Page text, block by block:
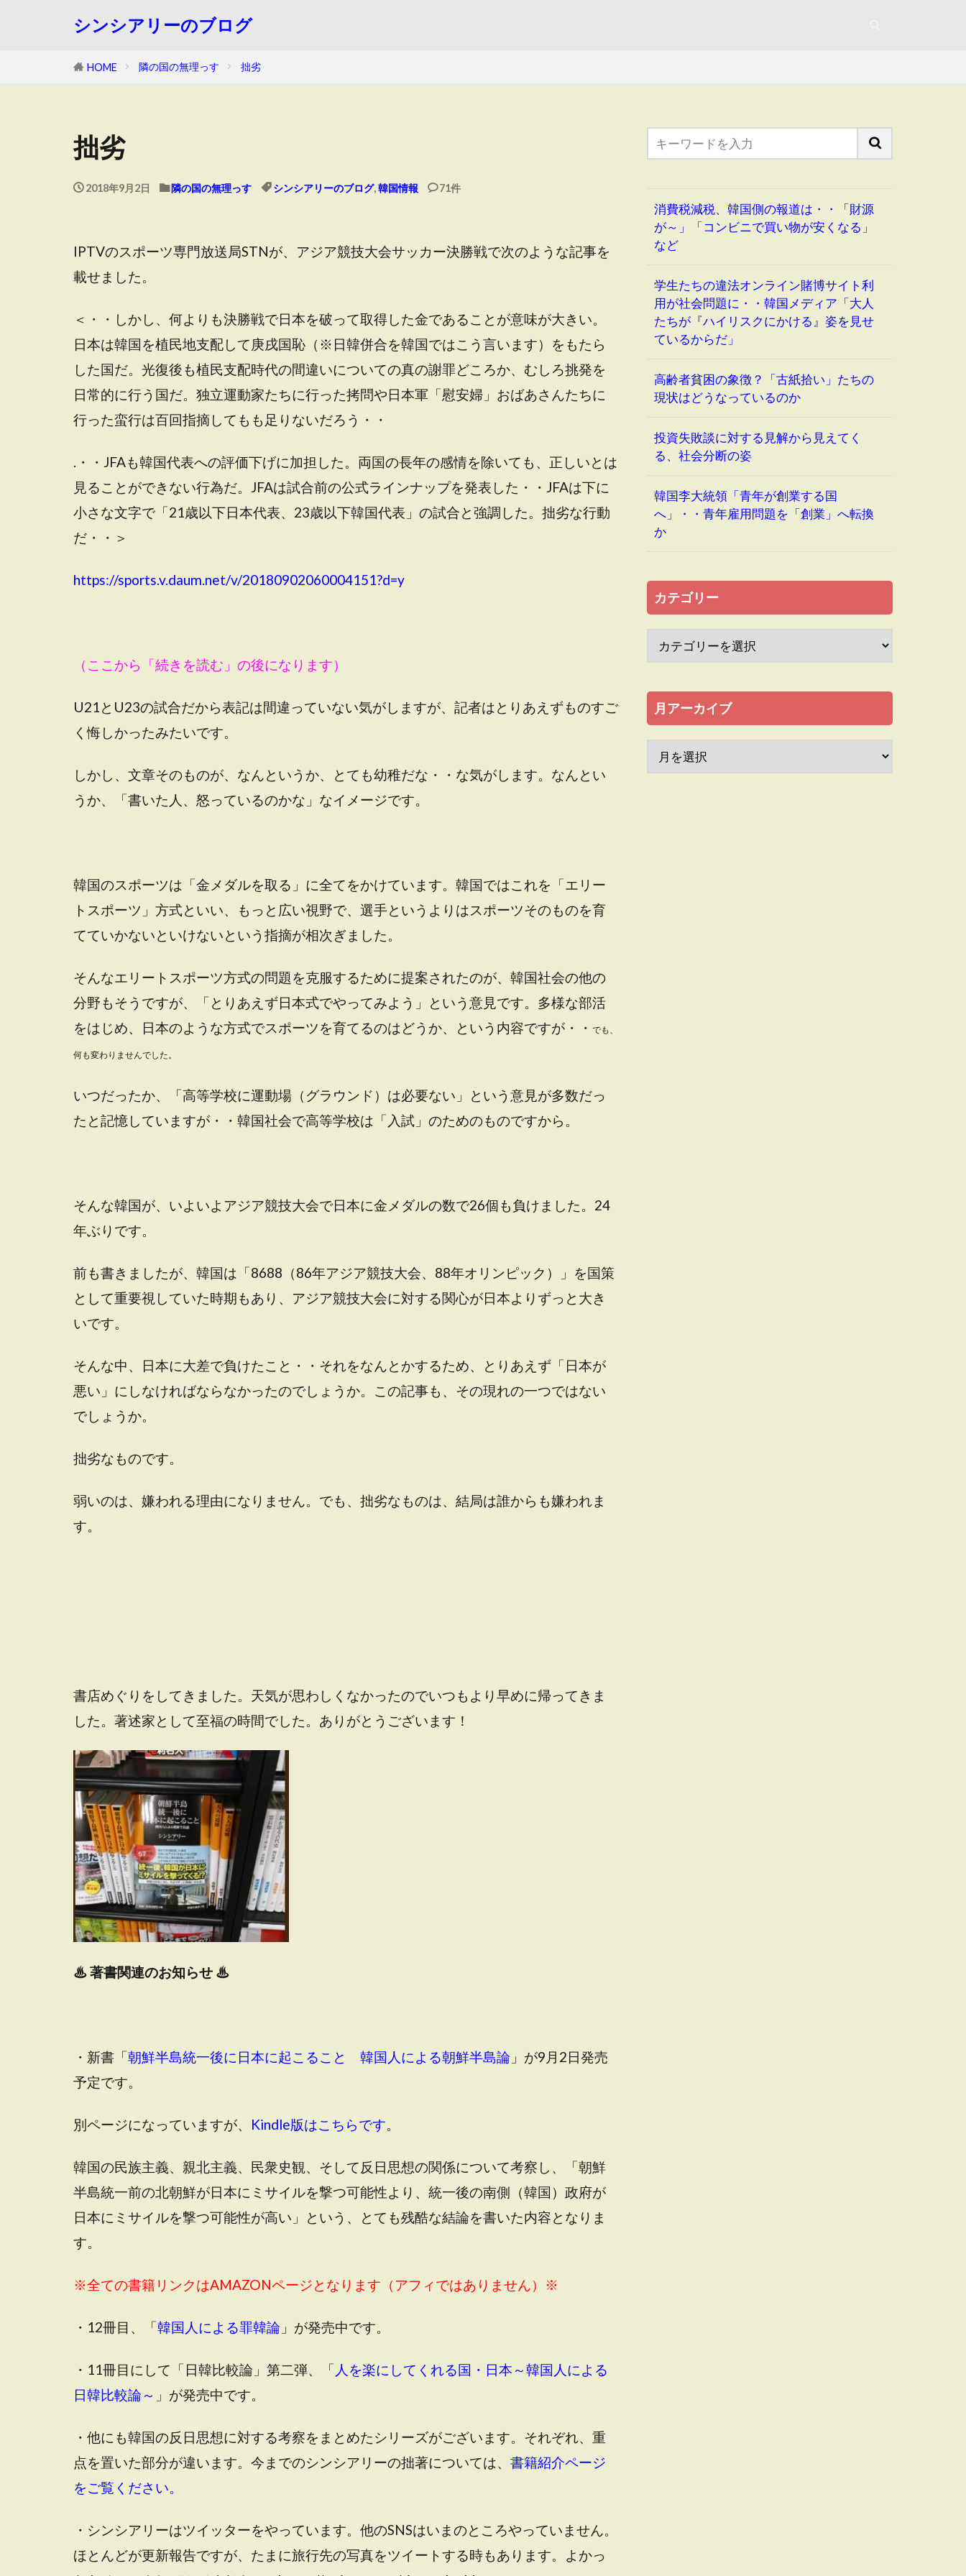
シンシアリーのブログ
HOME 隣の国の無理っす 拙劣
拙劣
2018年9月2日 隣の国の無理っす シンシアリーのブログ,韓国情報 71件
IPTVのスポーツ専門放送局STNが、アジア競技大会サッカー決勝戦で次のような記事を
載せました。
＜・・しかし、何よりも決勝戦で日本を破って取得した金であることが意味が大きい。
日本は韓国を植民地支配して庚戌国恥（※日韓併合を韓国ではこう言います）をもたら
した国だ。光復後も植民支配時代の間違いについての真の謝罪どころか、むしろ挑発を
日常的に行う国だ。独立運動家たちに行った拷問や日本軍「慰安婦」おばあさんたちに
行った蛮行は百回指摘してもも足りないだろう・・
.・・JFAも韓国代表への評価下げに加担した。両国の長年の感情を除いても、正しいとは
見ることができない行為だ。JFAは試合前の公式ラインナップを発表した・・JFAは下に
小さな文字で「21歳以下日本代表、23歳以下韓国代表」の試合と強調した。拙劣な行動
だ・・＞
https://sports.v.daum.net/v/20180902060004151?d=y
（ここから「続きを読む」の後になります）
U21とU23の試合だから表記は間違っていない気がしますが、記者はとりあえずものすご
く悔しかったみたいです。
しかし、文章そのものが、なんというか、とても幼稚だな・・な気がします。なんとい
うか、「書いた人、怒っているのかな」なイメージです。
韓国のスポーツは「金メダルを取る」に全てをかけています。韓国ではこれを「エリー
トスポーツ」方式といい、もっと広い視野で、選手というよりはスポーツそのものを育
てていかないといけないという指摘が相次ぎました。
そんなエリートスポーツ方式の問題を克服するために提案されたのが、韓国社会の他の
分野もそうですが、「とりあえず日本式でやってみよう」という意見です。多様な部活
をはじめ、日本のような方式でスポーツを育てるのはどうか、という内容ですが・・ でも、
何も変わりませんでした。
いつだったか、「高等学校に運動場（グラウンド）は必要ない」という意見が多数だっ
たと記憶していますが・・韓国社会で高等学校は「入試」のためのものですから。
そんな韓国が、いよいよアジア競技大会で日本に金メダルの数で26個も負けました。24
年ぶりです。
前も書きましたが、韓国は「8688（86年アジア競技大会、88年オリンピック）」を国策
として重要視していた時期もあり、アジア競技大会に対する関心が日本よりずっと大き
いです。
そんな中、日本に大差で負けたこと・・それをなんとかするため、とりあえず「日本が
悪い」にしなければならなかったのでしょうか。この記事も、その現れの一つではない
でしょうか。
拙劣なものです。
弱いのは、嫌われる理由になりません。でも、拙劣なものは、結局は誰からも嫌われま
す。
書店めぐりをしてきました。天気が思わしくなかったのでいつもより早めに帰ってきま
した。著述家として至福の時間でした。ありがとうございます！
♨著書関連のお知らせ ♨
・新書「朝鮮半島統一後に日本に起こること 韓国人による朝鮮半島論 」が9月2日発売
予定です。
別ページになっていますが、 Kindle版はこちらです。
韓国の民族主義、親北主義、民衆史観、そして反日思想の関係について考察し、「朝鮮
半島統一前の北朝鮮が日本にミサイルを撃つ可能性より、統一後の南側（韓国）政府が
日本にミサイルを撃つ可能性が高い」という、とても残酷な結論を書いた内容となりま
す。
※全ての書籍リンクはAMAZONページとなります（アフィではありません）※
・12冊目、「韓国人による罪韓論 」が発売中です。
・11冊目にして「日韓比較論」第二弾、「 人を楽にしてくれる国・日本～韓国人による
日韓比較論～ 」が発売中です。
・他にも韓国の反日思想に対する考察をまとめたシリーズがございます。それぞれ、重
点を置いた部分が違います。今までのシンシアリーの拙著については、 書籍紹介ページ
をご覧ください。
・シンシアリーはツイッターをやっています。他のSNSはいまのところやっていません。
ほとんどが更新報告ですが、たまに旅行先の写真をツイートする時もあります。よかっ
消費税減税、韓国側の報道は・・「財源
が～」「コンビニで買い物が安くなる」
など
学生たちの違法オンライン賭博サイト利
用が社会問題に・・韓国メディア「大人
たちが『ハイリスクにかける』姿を見せ
ているからだ」
高齢者貧困の象徴？「古紙拾い」たちの
現状はどうなっているのか
投資失敗談に対する見解から見えてく
る、社会分断の姿
韓国李大統領「青年が創業する国
へ」・・青年雇用問題を「創業」へ転換
か
カテゴリー
月アーカイブ